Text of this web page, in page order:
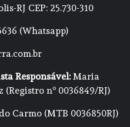
RJ CEP: 25.730-310
(Whatsapp)
Responsável:Maria
(Registro nº 0036849/RJ)
Carmo (MTB 0036850RJ)